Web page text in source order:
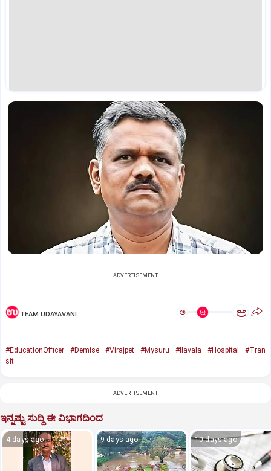
ADVERTISEMENT
TEAM UDAYAVANI ಅ ಅ
#EducationOfficer #Demise #Virajpet #Mysuru #Ilavala #Hospital
#Tran
sit
ADVERTISEMENT
ಇನ್ನಷ್ಟು ಸುದ್ದಿ ಈ ವಿಭಾಗದಿಂದ
4 days ago 9 days ago 10 days ago